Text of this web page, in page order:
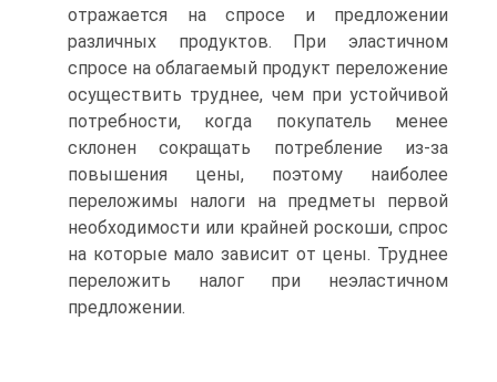
отражается на спросе и предложении
различных продуктов. При эластичном
спросе на облагаемый продукт переложение
осуществить труднее, чем при устойчивой
потребности, когда покупатель менее
склонен сокращать потребление из-за
повышения цены, поэтому наиболее
переложимы налоги на предметы первой
необходимости или крайней роскоши, спрос
на которые мало зависит от цены. Труднее
переложить налог при неэластичном
предложении.